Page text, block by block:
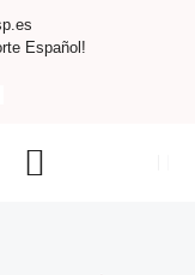
Español!